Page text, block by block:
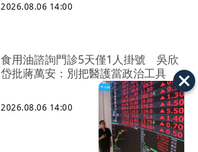
2026.08.06 14:00
食用油諮詢門診5天僅1人掛號 吳欣
岱批蔣萬安：別把醫護當政治工具
2026.08.06 14:00